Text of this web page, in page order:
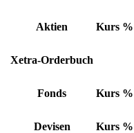
Aktien Kurs %
Xetra-Orderbuch
Fonds Kurs %
Devisen Kurs %